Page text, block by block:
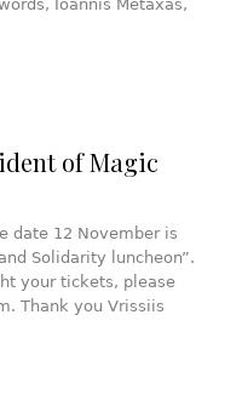
Ioannis Metaxas,
of Magic
date 12 November is
Solidarity luncheon”.
your tickets, please
Thank you Vrissiis